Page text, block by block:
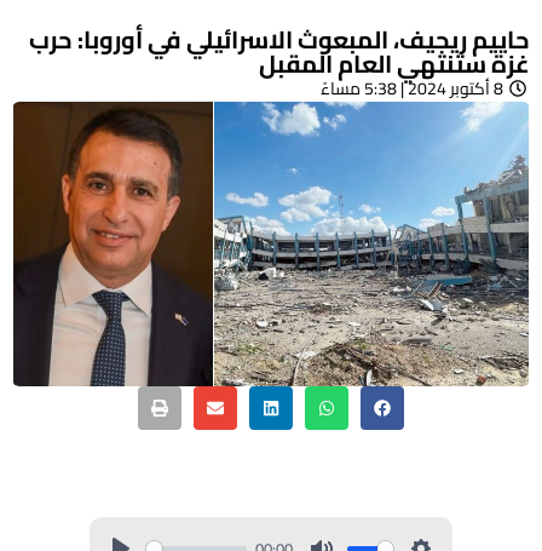
حاييم ريجيف، المبعوث الاسرائيلي في أوروبا: حرب
غزة ستنتهي العام المقبل
8 أكتوبر 2024 | 5:38 مساءً